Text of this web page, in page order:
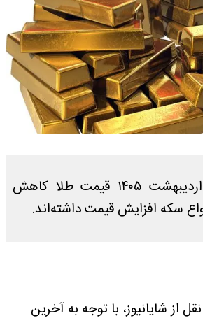
امروز سه‌شنبه ۱ اردیبهشت ۱۴۰۵ قیمت طلا کاهش
سکه افزایش قیمت داشته‌اند.
از شایانیوز، با توجه به آخرین